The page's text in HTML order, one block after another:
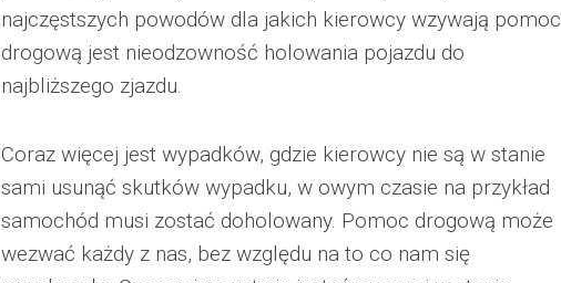
najczęstszych powodów dla jakich kierowcy wzywają pomoc
drogową jest nieodzowność holowania pojazdu do
najbliższego zjazdu.
Coraz więcej jest wypadków, gdzie kierowcy nie są w stanie
sami usunąć skutków wypadku, w owym czasie na przykład
samochód musi zostać doholowany. Pomoc drogową może
wezwać każdy z nas, bez względu na to co nam się